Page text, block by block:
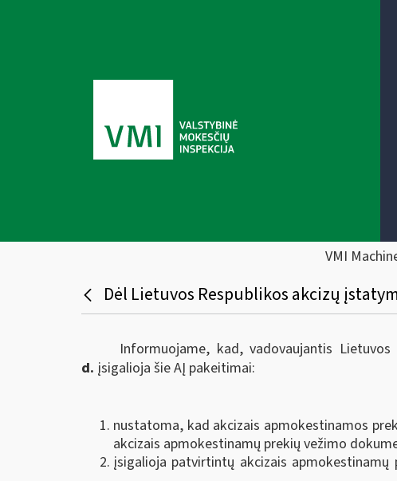
VMI
Dėl Lietuvos Respublikos akcizų
Informuojame, kad, vadovaujantis
d. įsigalioja šie AĮ pakeitimai:
nustatoma, kad akcizais apmokestinamos
akcizais apmokestinamų prekių vežimo
įsigalioja patvirtintų akcizais